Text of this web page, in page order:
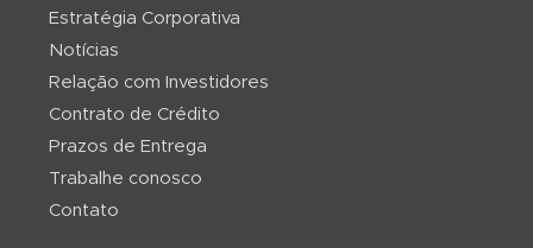
Estratégia Corporativa
Notícias
Relação com Investidores
Contrato de Crédito
Prazos de Entrega
Trabalhe conosco
Contato